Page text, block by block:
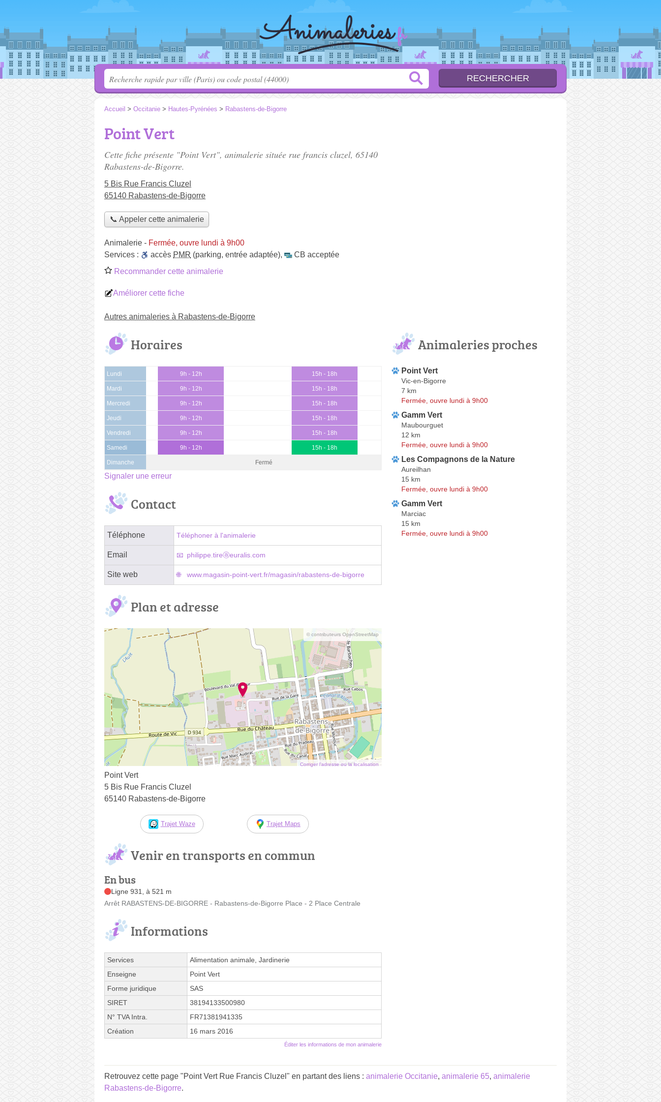
Accueil > Occitanie > Hautes-Pyrénées > Rabastens-de-Bigorre
Point Vert
Cette fiche présente "Point Vert", animalerie située rue francis cluzel, 65140
Rabastens-de-Bigorre.
5 Bis Rue Francis Cluzel
65140 Rabastens-de-Bigorre
📞 Appeler cette animalerie
Animalerie - Fermée, ouvre lundi à 9h00
Services :
accès PMR (parking, entrée adaptée),
CB acceptée
Recommander cette animalerie
Améliorer cette fiche
Autres animaleries à Rabastens-de-Bigorre
Horaires
Lundi 9h - 12h 15h - 18h
Mardi 9h - 12h 15h - 18h
Mercredi 9h - 12h 15h - 18h
Jeudi 9h - 12h 15h - 18h
Vendredi 9h - 12h 15h - 18h
Samedi 9h - 12h 15h - 18h
Dimanche Fermé
Signaler une erreur
Contact
Téléphone Téléphoner à l'animalerie
Email philippe.tireⓐeuralis.com
Site web www.magasin-point-vert.fr/magasin/rabastens-de-bigorre
Plan et adresse
© contributeurs OpenStreetMap
Corriger l’adresse ou la localisation
Point Vert
5 Bis Rue Francis Cluzel
65140 Rabastens-de-Bigorre
Trajet Waze Trajet Maps
Venir en transports en commun
En bus
Ligne 931, à 521 m
Arrêt RABASTENS-DE-BIGORRE - Rabastens-de-Bigorre Place - 2 Place Centrale
Informations
Services
Alimentation animale, Jardinerie
Enseigne
Point Vert
Forme juridique
SAS
SIRET
38194133500980
N° TVA Intra.
FR71381941335
Création
16 mars 2016
Éditer les informations de mon animalerie
Animaleries proches
Point Vert
Vic-en-Bigorre
7 km
Fermée, ouvre lundi à 9h00
Gamm Vert
Maubourguet
12 km
Fermée, ouvre lundi à 9h00
Les Compagnons de la Nature
Aureilhan
15 km
Fermée, ouvre lundi à 9h00
Gamm Vert
Marciac
15 km
Fermée, ouvre lundi à 9h00
Retrouvez cette page "Point Vert Rue Francis Cluzel" en partant des liens : animalerie Occitanie, animalerie 65, animalerie
Rabastens-de-Bigorre.